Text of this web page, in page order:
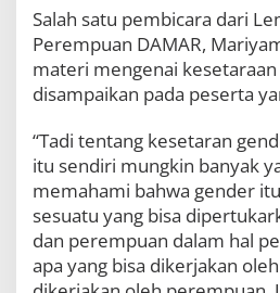
Salah satu pembicara dari
Perempuan DAMAR,
materi mengenai
disampaikan pada peserta
“Tadi tentang kesetaran
itu sendiri mungkin banyak
memahami bahwa gender
sesuatu yang bisa
dan perempuan dalam hal
apa yang bisa dikerjakan